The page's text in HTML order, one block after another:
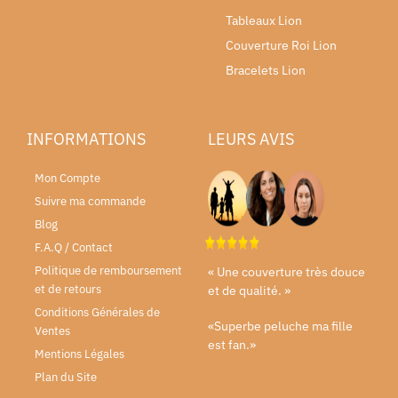
Tableaux Lion
Couverture Roi Lion
Bracelets Lion
INFORMATIONS
Mon Compte
Suivre ma commande
Blog
F.A.Q / Contact
Politique de remboursement
et de retours
Conditions Générales de
Ventes
Mentions Légales
Plan du Site
LEURS AVIS
« Une couverture très douce
et de qualité. »
«Superbe peluche ma fille
est fan.»